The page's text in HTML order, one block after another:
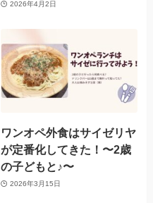
2026年4月2日
ワンオペ外食はサイゼリヤ
が定番化してきた！〜2歳
の子どもと♪〜
2026年3月15日